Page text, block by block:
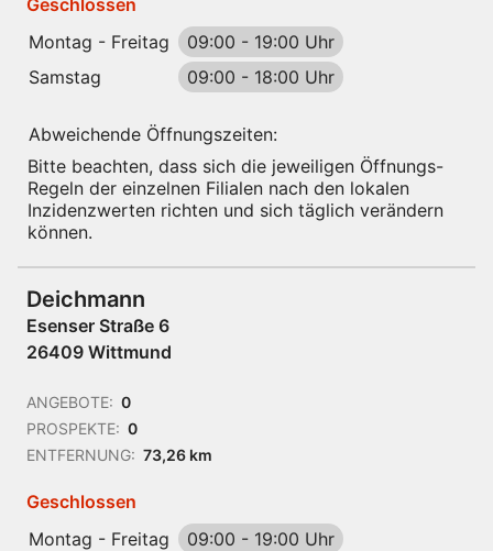
Geschlossen
Montag - Freitag
09:00 - 19:00 Uhr
Samstag
09:00 - 18:00 Uhr
Abweichende Öffnungszeiten:
Bitte beachten, dass sich die jeweiligen Öffnungs-
Regeln der einzelnen Filialen nach den lokalen
Inzidenzwerten richten und sich täglich verändern
können.
Deichmann
Esenser Straße 6
26409 Wittmund
ANGEBOTE: 0
PROSPEKTE: 0
ENTFERNUNG: 73,26 km
Geschlossen
Montag - Freitag
09:00 - 19:00 Uhr